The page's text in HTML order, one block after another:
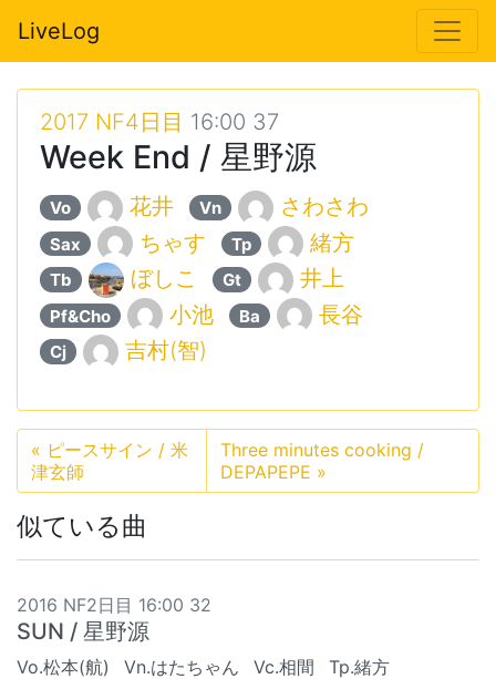
LiveLog
2017 NF4日目 16:00 37
Week End / 星野源
Vo 花井 Vn さわさわ
Sax ちゃす Tp 緒方
Tb ぼしこ Gt 井上
Pf&Cho 小池 Ba 長谷
Cj 吉村(智)
« ピースサイン / 米
津玄師
Three minutes cooking /
DEPAPEPE »
似ている曲
2016 NF2日目 16:00 32
SUN / 星野源
Vo.松本(航) Vn.はたちゃん Vc.相間
Tp.緒方